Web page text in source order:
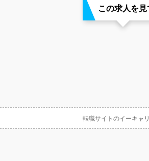
この求人を
転職サイトのイーキャ